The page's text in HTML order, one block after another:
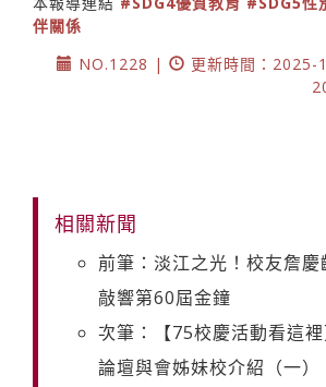
伴關係
NO.1228 |
更新時間：
相關新聞
前筆：淡江之光！校友詹慶
敲響第60屆金鐘
次筆：【75校慶活動看這
論壇與會姊妹校介紹（一）